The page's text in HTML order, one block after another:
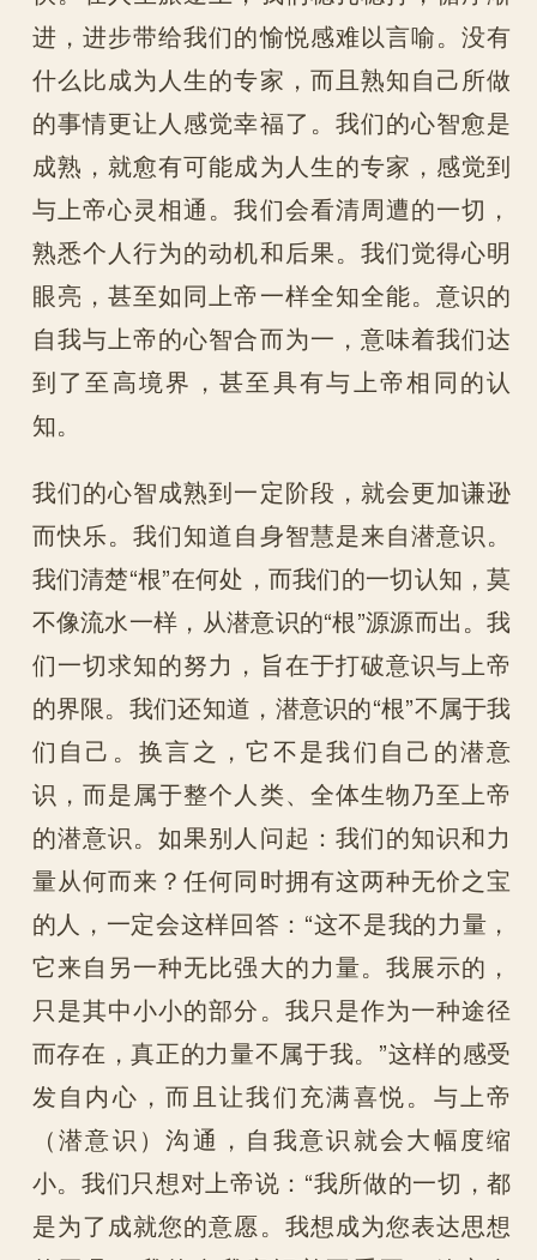
进，进步带给我们的愉悦感难以言喻。没有
什么比成为人生的专家，而且熟知自己所做
的事情更让人感觉幸福了。我们的心智愈是
成熟，就愈有可能成为人生的专家，感觉到
与上帝心灵相通。我们会看清周遭的一切，
熟悉个人行为的动机和后果。我们觉得心明
眼亮，甚至如同上帝一样全知全能。意识的
自我与上帝的心智合而为一，意味着我们达
到了至高境界，甚至具有与上帝相同的认
知。
我们的心智成熟到一定阶段，就会更加谦逊
而快乐。我们知道自身智慧是来自潜意识。
我们清楚“根”在何处，而我们的一切认知，莫
不像流水一样，从潜意识的“根”源源而出。我
们一切求知的努力，旨在于打破意识与上帝
的界限。我们还知道，潜意识的“根”不属于我
们自己。换言之，它不是我们自己的潜意
识，而是属于整个人类、全体生物乃至上帝
的潜意识。如果别人问起：我们的知识和力
量从何而来？任何同时拥有这两种无价之宝
的人，一定会这样回答：“这不是我的力量，
它来自另一种无比强大的力量。我展示的，
只是其中小小的部分。我只是作为一种途径
而存在，真正的力量不属于我。”这样的感受
发自内心，而且让我们充满喜悦。与上帝
（潜意识）沟通，自我意识就会大幅度缩
小。我们只想对上帝说：“我所做的一切，都
是为了成就您的意愿。我想成为您表达思想